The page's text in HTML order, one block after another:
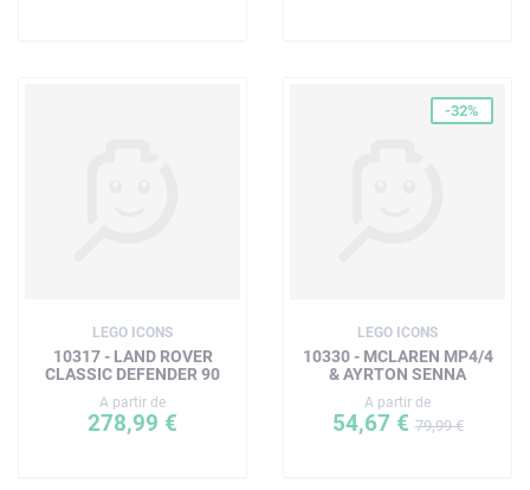
LEGO ICONS
10317 - LAND ROVER
CLASSIC DEFENDER 90
A partir de
278,99 €
-32%
LEGO ICONS
10330 - MCLAREN MP4/4
& AYRTON SENNA
A partir de
54,67 €79,99 €